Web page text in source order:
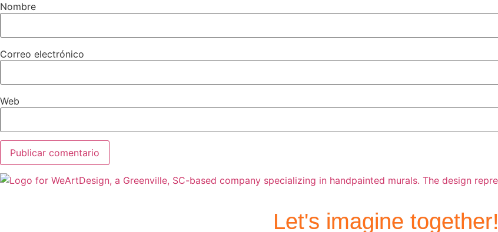
Nombre
Correo electrónico
Web
Let's imagine together!